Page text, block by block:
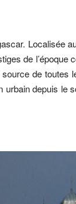
Localisée
de
de
urbain depuis